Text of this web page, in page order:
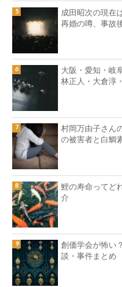
成田昭次の現在
再婚の噂、事故
大阪・愛知・岐
林正人・大倉淳
村岡万由子さん
の被害者と白鯛
鯉の寿命ってど
介
創価学会が怖い
談・事件まとめ